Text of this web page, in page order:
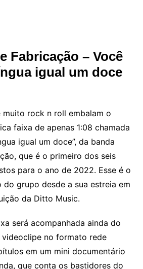
Fabricação – Você
igual um doce
muito rock n roll embalam o
faixa de apenas 1:08 chamada
igual um doce”, da banda
que é o primeiro dos seis
para o ano de 2022. Esse é o
do grupo desde a sua estreia em
da Ditto Music.
será acompanhada ainda do
videoclipe no formato rede
em um mini documentário
que conta os bastidores do